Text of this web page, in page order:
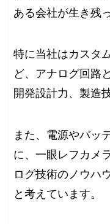
ある会社が生き残
特に当社はカスタ
ど、アナログ回路
開発設計力、製造
また、電源やバッ
に、一眼レフカメ
ログ技術のノウハ
と考えています。